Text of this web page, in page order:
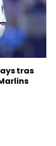
tras